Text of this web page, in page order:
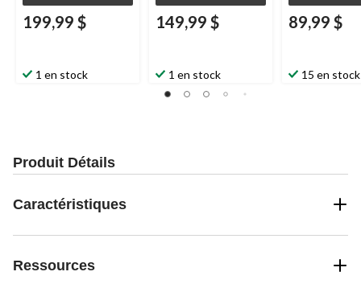
199,99 $
1 en stock
149,99 $
1 en stock
89,99 $
15 en stock
Produit Détails
Caractéristiques
Ressources